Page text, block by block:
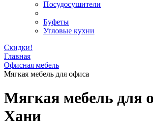
Посудосушители
Буфеты
Угловые кухни
Скидки!
Главная
Офисная мебель
Мягкая мебель для офиса
Мягкая мебель для
Хани